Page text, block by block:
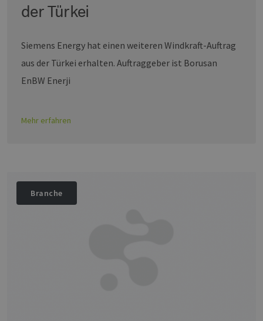
der Türkei
Siemens Energy hat einen weiteren Windkraft-Auftrag
aus der Türkei erhalten. Auftraggeber ist Borusan
EnBW Enerji
Mehr erfahren
Branche